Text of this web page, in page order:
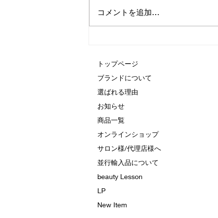
価格改定に関するご案内
コメントを追加…
トップページ
ブランドについて
選ばれる理由
お知らせ
商品一覧
オンラインショップ
サロン様/代理店様へ
並行輸入品について
beauty Lesson
LP
New Item